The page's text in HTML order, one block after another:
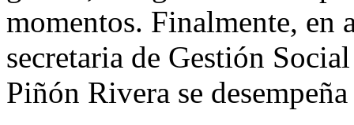
momentos. Finalmente, en
secretaria de Gestión
Piñón Rivera se